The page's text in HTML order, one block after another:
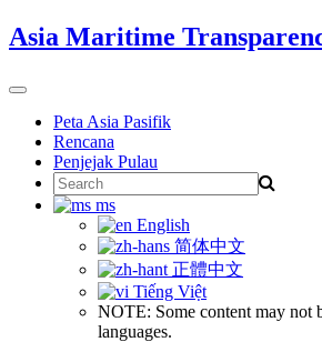
Skip
to
Asia Maritime
Toggle
navigationPeta Asia Pasifik
Rencana
Penjejak Pulau
Search
for:
ms
English
简体中文
正體中文
Tiếng Việt
NOTE: Some content may not
languages.